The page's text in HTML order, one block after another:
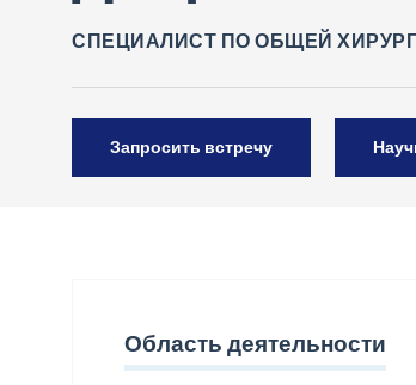
СПЕЦИАЛИСТ ПО ОБЩЕЙ
Запросить встречу
Область деятельности